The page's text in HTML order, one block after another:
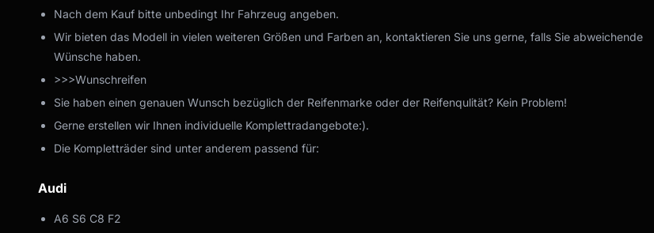
Nach dem Kauf bitte unbedingt Ihr Fahrzeug angeben.
Wir bieten das Modell in vielen weiteren Größen und Farben an, kontaktieren Sie uns gerne, falls Sie abweichende
Wünsche haben.
>>>Wunschreifen
Sie haben einen genauen Wunsch bezüglich der Reifenmarke oder der Reifenqulität? Kein Problem!
Gerne erstellen wir Ihnen individuelle Komplettradangebote:).
Die Kompletträder sind unter anderem passend für:
Audi
A6 S6 C8 F2